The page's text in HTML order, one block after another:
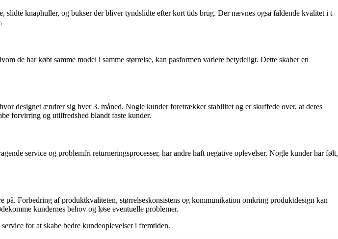
knaphuller, og bukser der bliver tyndslidte efter kort tids brug. Der nævnes også faldende kvalitet i t-
de har købt samme model i samme størrelse, kan pasformen variere betydeligt. Dette skaber en
designet ændrer sig hver 3. måned. Nogle kunder foretrækker stabilitet og er skuffede over, at deres
forvirring og utilfredshed blandt faste kunder.
service og problemfri returneringsprocesser, har andre haft negative oplevelser. Nogle kunder har følt,
Forbedring af produktkvaliteten, størrelseskonsistens og kommunikation omkring produktdesign kan
kundernes behov og løse eventuelle problemer.
for at skabe bedre kundeoplevelser i fremtiden.